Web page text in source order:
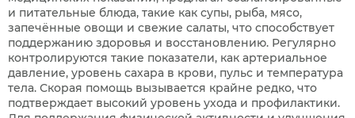
и питательные блюда, такие как супы, рыба, мясо,
запечённые овощи и свежие салаты, что способствует
поддержанию здоровья и восстановлению. Регулярно
контролируются такие показатели, как артериальное
давление, уровень сахара в крови, пульс и температура
тела. Скорая помощь вызывается крайне редко, что
подтверждает высокий уровень ухода и профилактики.